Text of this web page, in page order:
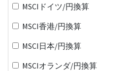
MSCIドイツ/円換算
MSCI香港/円換算
MSCI日本/円換算
MSCIオランダ/円換算